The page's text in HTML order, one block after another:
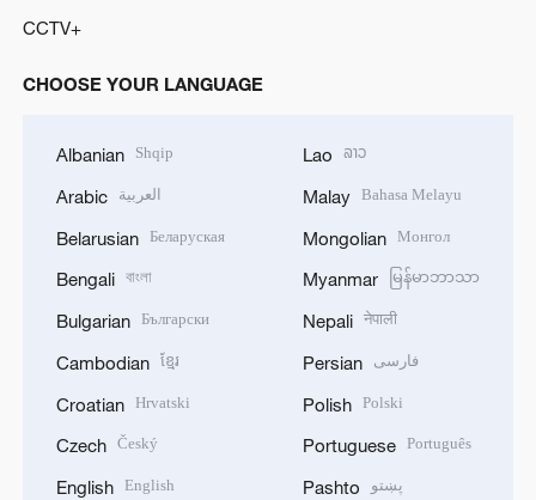
CCTV+
CHOOSE YOUR LANGUAGE
Albanian Shqip
Arabic العربية
Belarusian Беларуская
Bengali বাংলা
Bulgarian Български
Cambodian ខ្មែរ
Croatian Hrvatski
Czech Český
English English
Lao ລາວ
Malay Bahasa Melayu
Mongolian Монгол
Myanmar မြန်မာဘာသာ
Nepali नेपाली
Persian فارسی
Polish Polski
Portuguese Português
Pashto پښتو